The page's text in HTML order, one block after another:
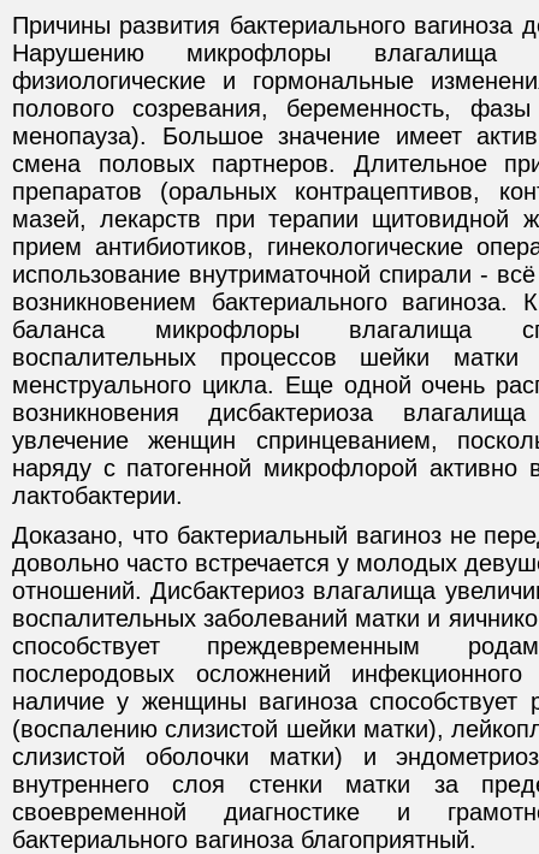
Причины развития бактериального вагиноза
Нарушению микрофлоры влагалища
физиологические и гормональные
полового созревания, беременность,
менопауза). Большое значение имеет
смена половых партнеров. Длительное
препаратов (оральных контрацептивов,
мазей, лекарств при терапии щитовидной
прием антибиотиков, гинекологические
использование внутриматочной спирали -
возникновением бактериального
баланса микрофлоры влагалища
воспалительных процессов шейки
менструального цикла. Еще одной очень
возникновения дисбактериоза
увлечение женщин спринцеванием,
наряду с патогенной микрофлорой
лактобактерии.
Доказано, что бактериальный вагиноз не
довольно часто встречается у молодых
отношений. Дисбактериоз влагалища
воспалительных заболеваний матки и
способствует преждевременным
послеродовых осложнений инфекционного
наличие у женщины вагиноза способствует
(воспалению слизистой шейки матки),
слизистой оболочки матки) и
внутреннего слоя стенки матки за
своевременной диагностике и
бактериального вагиноза благоприятный.